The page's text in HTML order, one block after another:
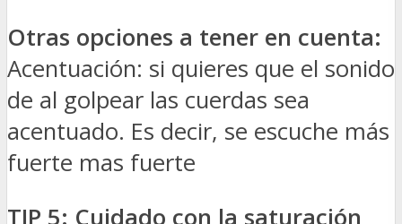
Otras opciones a tener en cuenta:
Acentuación: si quieres que el sonido
de al golpear las cuerdas sea
acentuado. Es decir, se escuche más
fuerte mas fuerte
TIP 5: Cuidado con la saturación